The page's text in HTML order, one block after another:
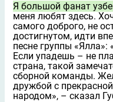
Я большой фанат
меня любят здесь.
самого доброго, не
достигнутом, идти
песне группы «Ялла»:
Если упадешь – не
страна, такой
сборной команды.
дружбой с
народом», – сказал